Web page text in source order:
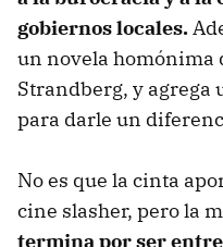
gobiernos locales.
un novela homónima
Strandberg, y agrega
para darle un
No es que la cinta
cine slasher, pero la
termina por ser